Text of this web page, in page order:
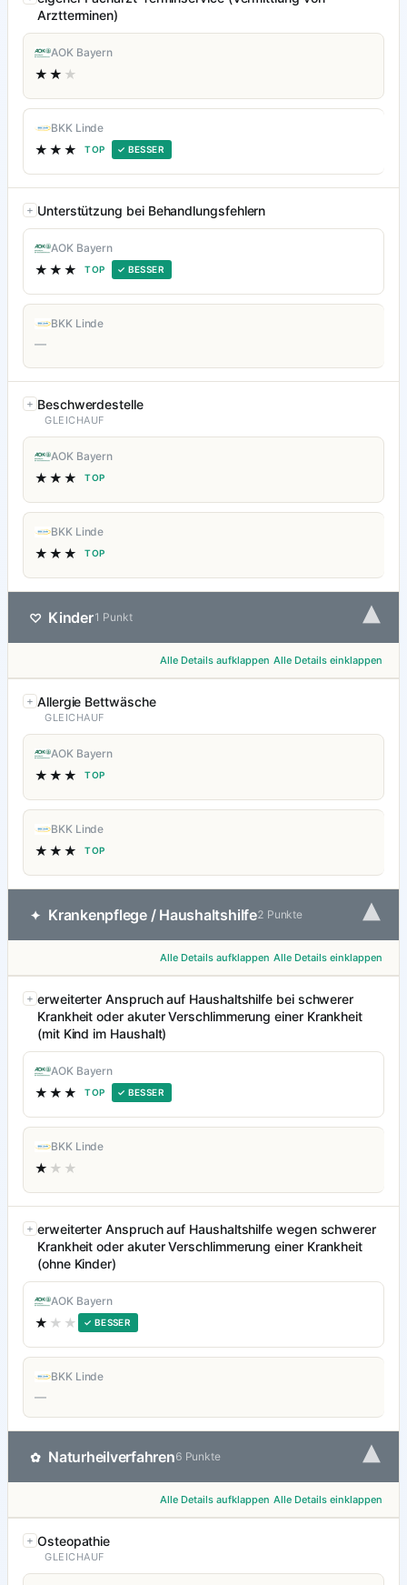
Arztterminen)
AOK Bayern
★★ ★
BKK Linde
★★★ TOP ✓ BESSER
Unterstützung bei Behandlungsfehlern
AOK Bayern
★★★ TOP ✓ BESSER
BKK Linde
—
Beschwerdestelle
GLEICHAUF
AOK Bayern
★★★ TOP
BKK Linde
★★★ TOP
♡ Kinder1 Punkt ▾
Alle Details aufklappen Alle Details einklappen
Allergie Bettwäsche
GLEICHAUF
AOK Bayern
★★★ TOP
BKK Linde
★★★ TOP
✦ Krankenpflege / Haushaltshilfe2 Punkte ▾
Alle Details aufklappen Alle Details einklappen
erweiterter Anspruch auf Haushaltshilfe bei schwerer
Krankheit oder akuter Verschlimmerung einer Krankheit
(mit Kind im Haushalt)
AOK Bayern
★★★ TOP ✓ BESSER
BKK Linde
★ ★★
erweiterter Anspruch auf Haushaltshilfe wegen schwerer
Krankheit oder akuter Verschlimmerung einer Krankheit
(ohne Kinder)
AOK Bayern
★ ★★ ✓ BESSER
BKK Linde
—
✿ Naturheilverfahren6 Punkte ▾
Alle Details aufklappen Alle Details einklappen
Osteopathie
GLEICHAUF